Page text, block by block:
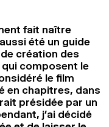
fait naître
été un guide
création des
composent le
le film
en chapitres, dans
présidée par un
j’ai décidé